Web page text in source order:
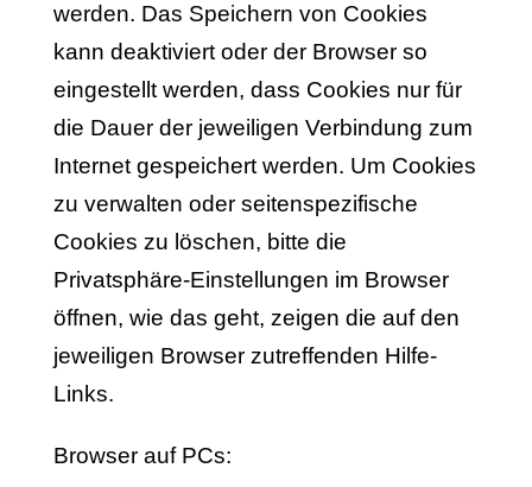
werden. Das Speichern von Cookies
kann deaktiviert oder der Browser so
eingestellt werden, dass Cookies nur für
die Dauer der jeweiligen Verbindung zum
Internet gespeichert werden. Um Cookies
zu verwalten oder seitenspezifische
Cookies zu löschen, bitte die
Privatsphäre-Einstellungen im Browser
öffnen, wie das geht, zeigen die auf den
jeweiligen Browser zutreffenden Hilfe-
Links.
Browser auf PCs: